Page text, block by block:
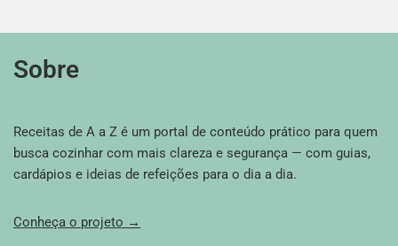
Sobre
Receitas de A a Z é um portal de conteúdo prático para quem
busca cozinhar com mais clareza e segurança — com guias,
cardápios e ideias de refeições para o dia a dia.
Conheça o projeto →